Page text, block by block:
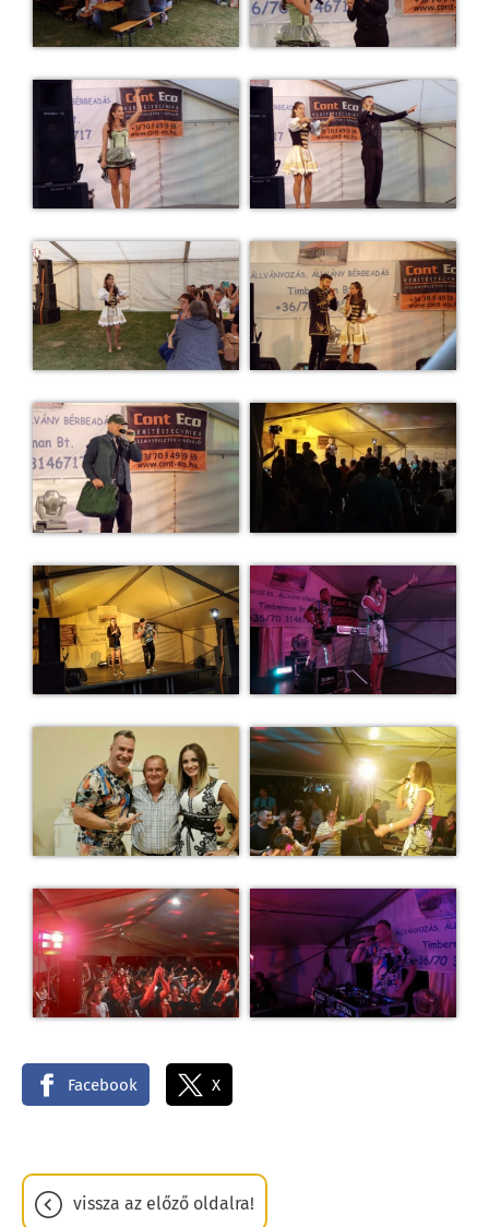
Facebook X
vissza az előző oldalra!